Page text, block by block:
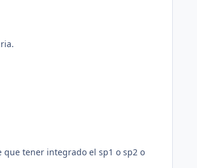
tener integrado el sp1 o sp2 o